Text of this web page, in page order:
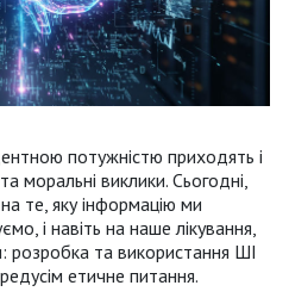
потужністю приходять і
моральні виклики. Сьогодні,
те, яку інформацію ми
і навіть на наше лікування,
розробка та використання ШІ
етичне питання.